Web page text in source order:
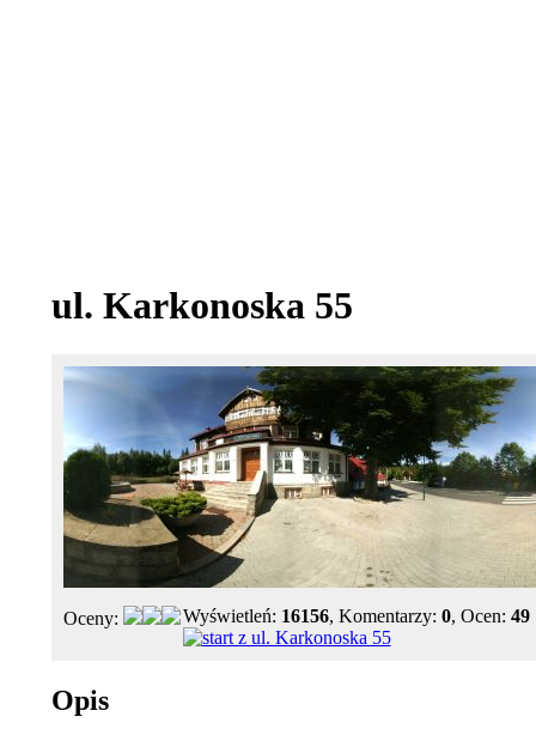
ul. Karkonoska 55
Oceny: Wyświetleń: 16156, Komentarzy: 0, Ocen: 49
Opis